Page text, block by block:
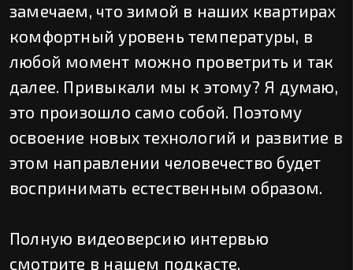
замечаем, что зимой в наших квартирах
комфортный уровень температуры, в
любой момент можно проветрить и так
далее. Привыкали мы к этому? Я думаю,
это произошло само собой. Поэтому
освоение новых технологий и развитие в
этом направлении человечество будет
воспринимать естественным образом.
Полную видеоверсию интервью
смотрите в нашем подкасте.